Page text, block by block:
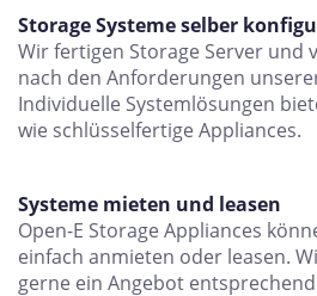
Storage Systeme selber
Wir fertigen Storage Server und
nach den Anforderungen
Individuelle Systemlösungen
wie schlüsselfertige Appliances.
Systeme mieten und leasen
Open-E Storage Appliances
einfach anmieten oder leasen.
gerne ein Angebot